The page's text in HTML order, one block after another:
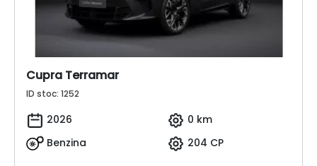
Cupra Terramar
ID stoc: 1252
2026
0 km
Benzina
204 CP